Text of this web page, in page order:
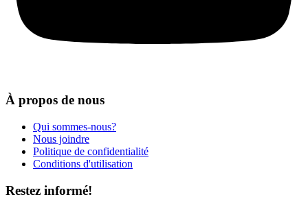
À propos de nous
Qui sommes-nous?
Nous joindre
Politique de confidentialité
Conditions d'utilisation
Restez informé!